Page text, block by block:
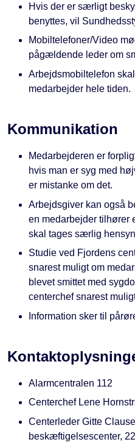
Hvis der er særligt
benyttes, vil
Mobiltelefoner/Video
pågældende leder om
Arbejdsmobiltelefon
medarbejder hele tiden.
Kommunikation
Medarbejderen er
hvis man er syg med
er mistanke om det.
Arbejdsgiver kan også
en medarbejder tilhører
skal tages særlig
Studie ved Fjordens
snarest muligt om
blevet smittet med
centerchef snarest
Information sker til
Alarmcentralen 112
Centerchef Lene
Centerleder Gitte
beskæftigelsescenter,